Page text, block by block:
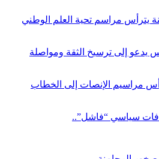
يترأس مراسم تحية العلم الوطني
يدعو إلى ترسيخ الثقة ومواصلة
مراسيم الإنصات إلى الخطاب
سياسي “فاشل”..